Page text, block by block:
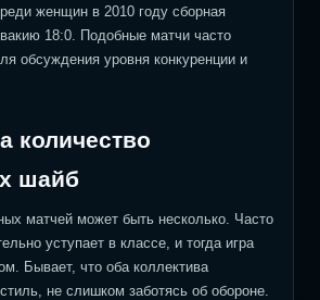
женщин в 2010 году сборная
18:0. Подобные матчи часто
обсуждения уровня конкуренции и
количество
шайб
матчей может быть несколько. Часто
уступает в классе, и тогда игра
Бывает, что оба коллектива
не слишком заботясь об обороне.